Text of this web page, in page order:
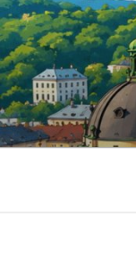
Перейти
до
вмісту